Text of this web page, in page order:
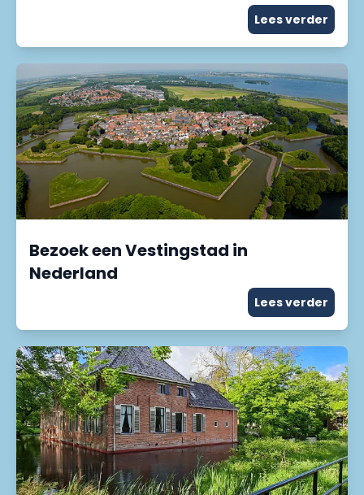
Lees verder
Bezoek een Vestingstad in
Nederland
Lees verder